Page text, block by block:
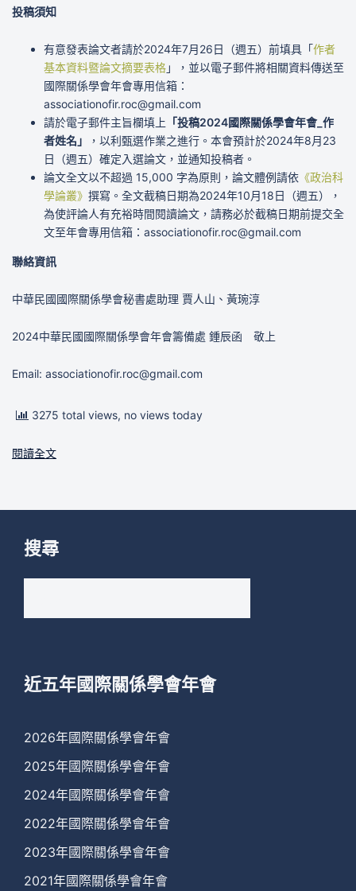
投稿須知
有意發表論文者請於2024年7月26日（週五）前填具「作者
基本資料暨論文摘要表格」，並以電子郵件將相關資料傳送至
國際關係學會年會專用信箱：
associationofir.roc@gmail.com
請於電子郵件主旨欄填上 「投稿2024國際關係學會年會_作
者姓名」
，以利甄選作業之進行。本會預計於2024年8月23
日（週五）確定入選論文，並通知投稿者。
論文全文以不超過 15,000 字為原則，論文體例請依 《政治科
學論叢》 撰寫。全文截稿日期為2024年10月18日（週五），
為使評論人有充裕時間閱讀論文，請務必於截稿日期前提交全
文至年會專用信箱：associationofir.roc@gmail.com
聯絡資訊
中華民國國際關係學會秘書處助理 賈人山、黃琬淳
2024中華民國國際關係學會年會籌備處 鍾辰函 敬上
Email: associationofir.roc@gmail.com
3275 total views, no views today
閱讀全文
搜尋
字:
近五年國際關係學會年會
2026年國際關係學會年會
2025年國際關係學會年會
2024年國際關係學會年會
2022年國際關係學會年會
2023年國際關係學會年會
2021年國際關係學會年會